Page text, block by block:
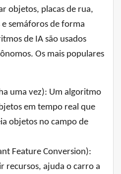
objetos, placas de rua,
semáforos de forma
de IA são usados
Os mais populares
uma vez): Um algoritmo
em tempo real que
objetos no campo de
Feature Conversion):
recursos, ajuda o carro a